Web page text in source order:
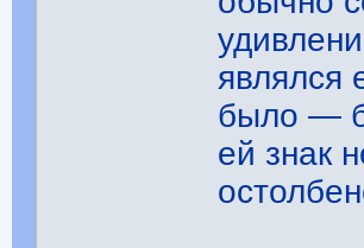
являлся
было —
ей знак